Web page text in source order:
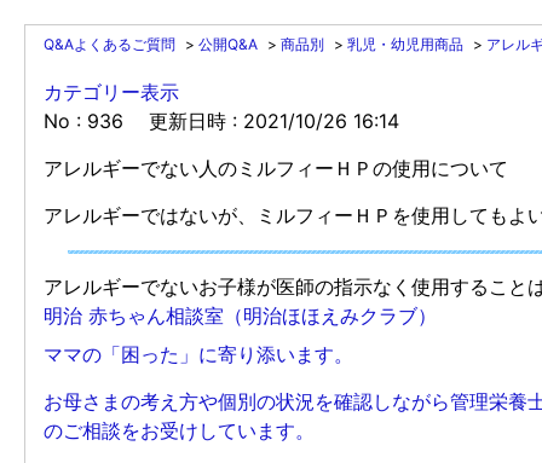
Q&Aよくあるご質問 > 公開Q&A > 商品別 > 乳児・幼児用商品 > アレル
カテゴリー表示
No : 936
更新日時 : 2021/10/26 16:14
アレルギーでない人のミルフィーＨＰの使用について
アレルギーではないが、ミルフィーＨＰを使用してもよ
アレルギーでないお子様が医師の指示なく使用すること
明治 赤ちゃん相談室（明治ほほえみクラブ）
ママの「困った」に寄り添います。
お母さまの考え方や個別の状況を確認しながら管理栄
のご相談をお受けしています。